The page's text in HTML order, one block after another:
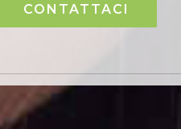
CONTATTACI